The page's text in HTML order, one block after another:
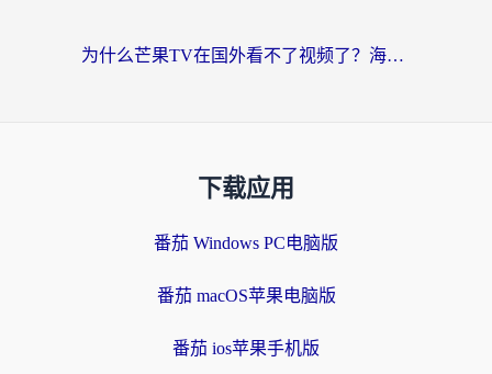
为什么芒果TV在国外看不了视频了？海外党追剧的终极解决方案来了
下载应用
番茄 Windows PC电脑版
番茄 macOS苹果电脑版
番茄 ios苹果手机版